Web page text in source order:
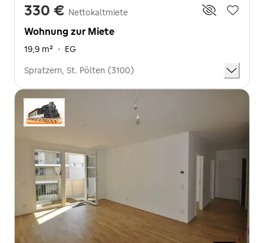
330 € Nettokaltmiete
Wohnung zur Miete
19,9 m² · EG
Spratzern, St. Pölten (3100)